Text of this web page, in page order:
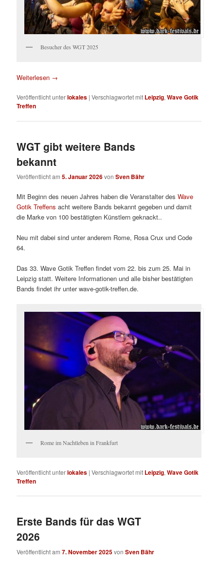
Besucher des WGT 2025
Weiterlesen →
Veröffentlicht unterlokales |Verschlagwortet mit Leipzig,Wave Gotik
Treffen
WGT gibt weitere Bands
bekannt
Veröffentlicht am5. Januar 2026vonSven Bähr
Mit Beginn des neuen Jahres haben die Veranstalter desWave
Gotik Treffens acht weitere Bands bekannt gegeben und damit
die Marke von 100 bestätigten Künstlern geknackt..
Neu mit dabei sind unter anderem Rome, Rosa Crux und Code
64.
Das 33. Wave Gotik Treffen findet vom 22. bis zum 25. Mai in
Leipzig statt. Weitere Informationen und alle bisher bestätigten
Bands findet ihr unter wave-gotik-treffen.de.
Rome im Nachtleben in Frankfurt
Veröffentlicht unterlokales |Verschlagwortet mit Leipzig,Wave Gotik
Treffen
Erste Bands für das WGT
2026
Veröffentlicht am7. November 2025vonSven Bähr